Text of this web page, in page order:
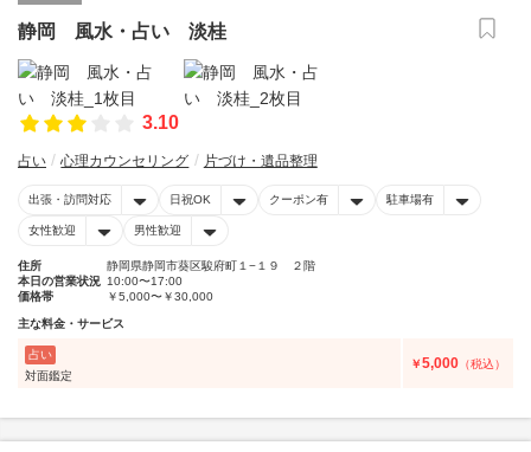
静岡 風水・占い 淡桂
3.10
占い 心理カウンセリング 片づけ・遺品整理
出張・訪問対応 日祝OK クーポン有 駐車場有
女性歓迎 男性歓迎
住所
静岡県静岡市葵区駿府町１−１９ ２階
本日の営業状況 10:00〜17:00
価格帯
￥5,000〜￥30,000
主な料金・サービス
占い
対面鑑定
￥5,000 （税込）